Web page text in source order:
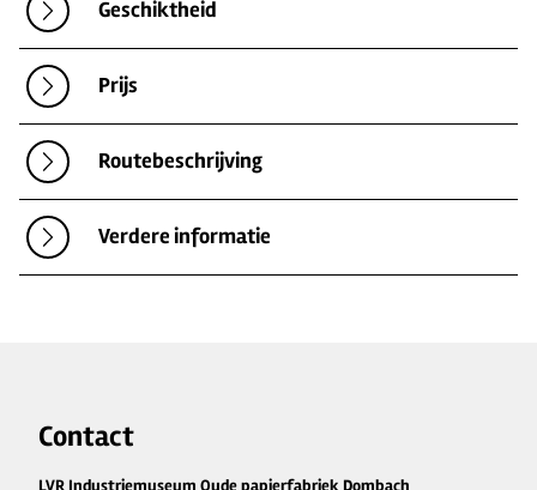
Geschiktheid
Prijs
Routebeschrijving
Verdere informatie
Contact
LVR Industriemuseum Oude papierfabriek Dombach